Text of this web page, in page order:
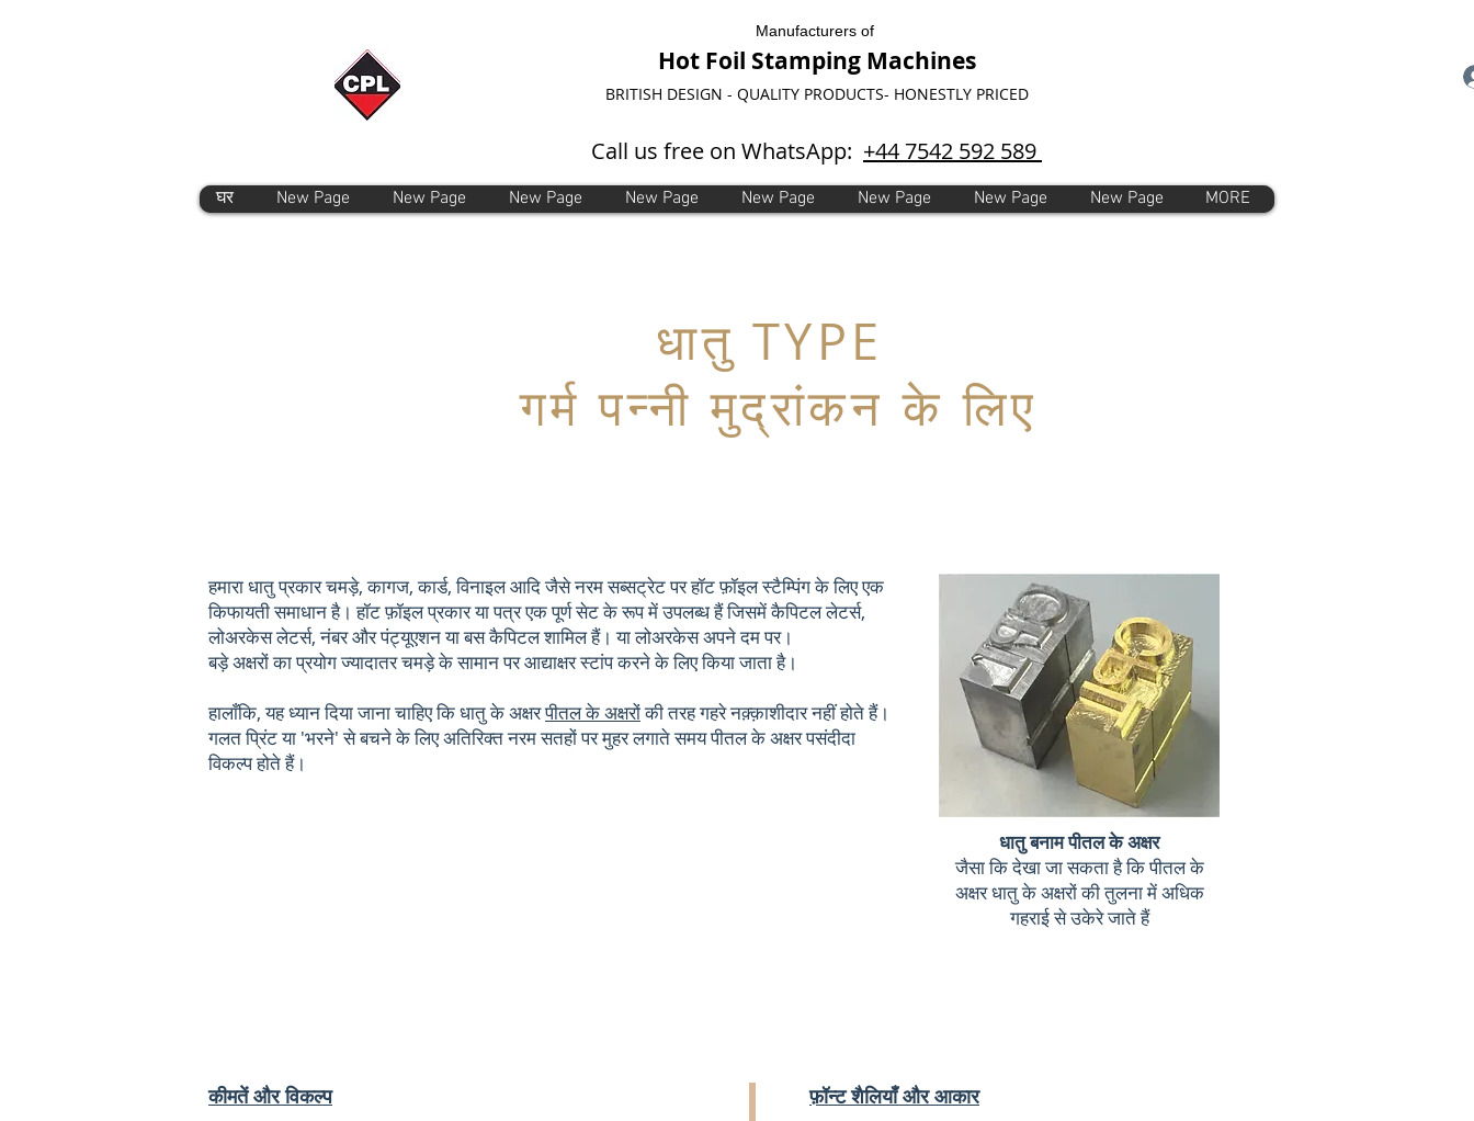
Manufacturers of
Hot Foil Stamping Machines
BRITISH DESIGN - QUALITY PRODUCTS- HONESTLY PRICED
Call us free on WhatsApp: +44 7542 592 589
घर New Page New Page New Page New Page New Page New Page New Page New Page MORE
धातु TYPE
गर्म पन्नी मुद्रांकन के लिए
हमारा धातु प्रकार चमड़े, कागज, कार्ड, विनाइल आदि जैसे नरम सब्सट्रेट पर हॉट फ़ॉइल स्टैम्पिंग के लिए एक
किफायती समाधान है। हॉट फ़ॉइल प्रकार या पत्र एक पूर्ण सेट के रूप में उपलब्ध हैं जिसमें कैपिटल लेटर्स,
लोअरकेस लेटर्स, नंबर और पंट्यूएशन या बस कैपिटल शामिल हैं। या लोअरकेस अपने दम पर।
बड़े अक्षरों का प्रयोग ज्यादातर चमड़े के सामान पर आद्याक्षर स्टांप करने के लिए किया जाता है।
हालाँकि, यह ध्यान दिया जाना चाहिए कि धातु के अक्षरपीतल के अक्षरोंकी तरह गहरे नक़्क़ाशीदार नहीं होते हैं।
गलत प्रिंट या 'भरने' से बचने के लिए अतिरिक्त नरम सतहों पर मुहर लगाते समय पीतल के अक्षर पसंदीदा
विकल्प होते हैं।
धातु बनाम पीतल के अक्षर
जैसा कि देखा जा सकता है कि पीतल के
अक्षर धातु के अक्षरों की तुलना में अधिक
गहराई से उकेरे जाते हैं
कीमतें और विकल्प फ़ॉन्ट शैलियाँ और आकार